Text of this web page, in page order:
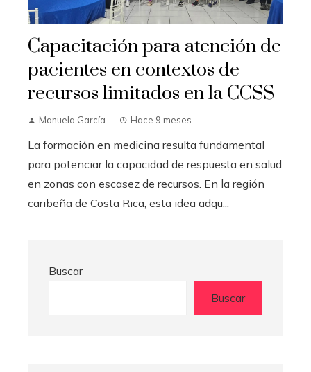
Capacitación para atención de
pacientes en contextos de
recursos limitados en la CCSS
Manuela García Hace 9 meses
La formación en medicina resulta fundamental
para potenciar la capacidad de respuesta en salud
en zonas con escasez de recursos. En la región
caribeña de Costa Rica, esta idea adqu...
Buscar
Buscar